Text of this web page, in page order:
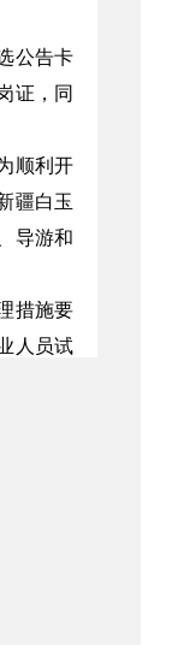
公告卡
证，同
顺利开
疆白玉
导游和
措施要
人员试